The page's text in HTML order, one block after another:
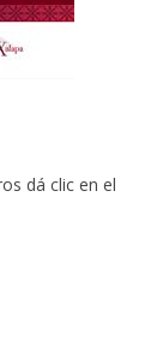
dá clic en el